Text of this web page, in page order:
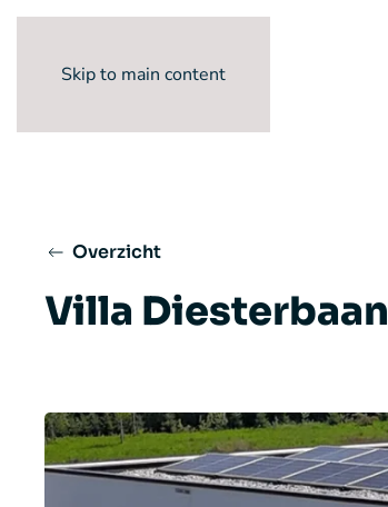
Skip to main content
Overzicht
Villa Diesterbaan